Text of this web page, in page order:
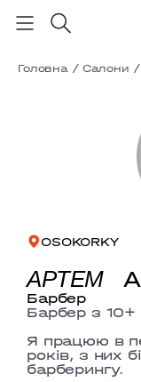
Головна / Салони /
OSOKORKY
АРТЕМ
Барбер
Барбер з 10+
Я працюю в
років, з них
барберингу.